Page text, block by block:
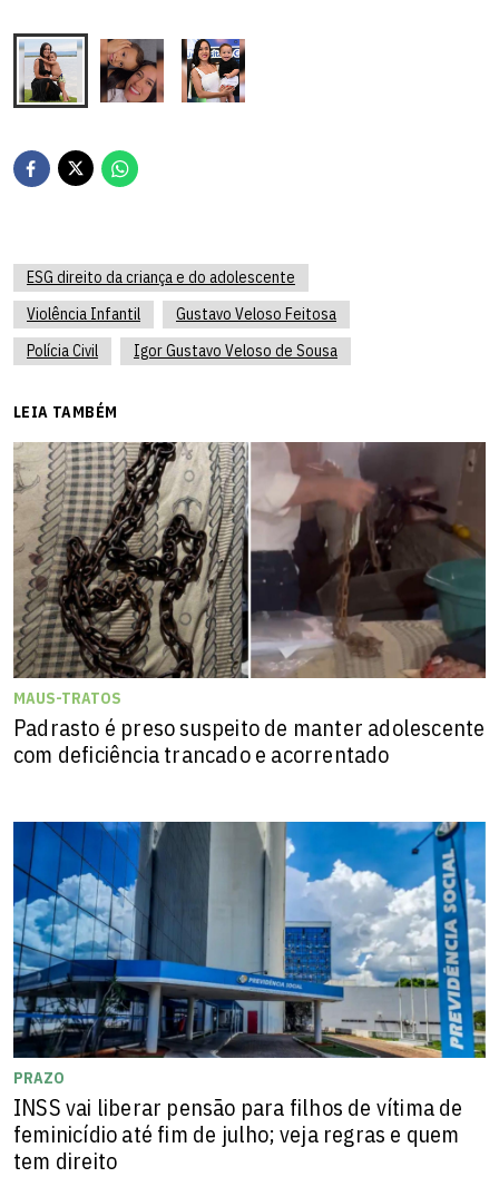
ESG direito da criança e do adolescente
Violência Infantil
Gustavo Veloso Feitosa
Polícia Civil
Igor Gustavo Veloso de Sousa
LEIA TAMBÉM
MAUS-TRATOS
Padrasto é preso suspeito de manter adolescente
com deficiência trancado e acorrentado
PRAZO
INSS vai liberar pensão para filhos de vítima de
feminicídio até fim de julho; veja regras e quem
tem direito